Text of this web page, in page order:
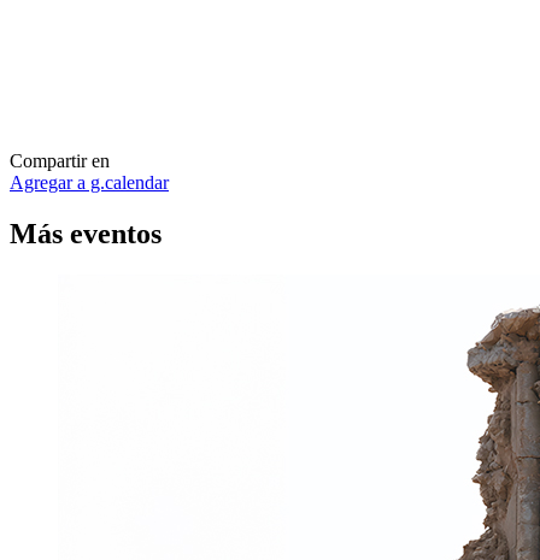
Compartir en
Agregar a g.calendar
Más eventos